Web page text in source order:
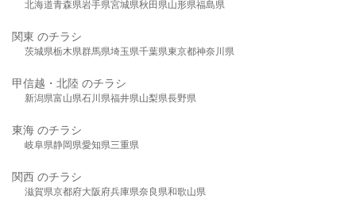
北海道青森県岩手県宮城県秋田県山形県福島県
関東 のチラシ
茨城県栃木県群馬県埼玉県千葉県東京都神奈川県
甲信越・北陸 のチラシ
新潟県富山県石川県福井県山梨県長野県
東海 のチラシ
岐阜県静岡県愛知県三重県
関西 のチラシ
滋賀県京都府大阪府兵庫県奈良県和歌山県